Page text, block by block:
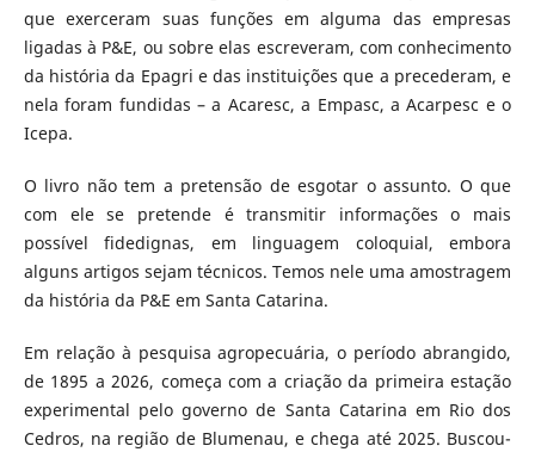
que exerceram suas funções em alguma das empresas
ligadas à P&E, ou sobre elas escreveram, com conhecimento
da história da Epagri e das instituições que a precederam, e
nela foram fundidas – a Acaresc, a Empasc, a Acarpesc e o
Icepa.
O livro não tem a pretensão de esgotar o assunto. O que
com ele se pretende é transmitir informações o mais
possível fidedignas, em linguagem coloquial, embora
alguns artigos sejam técnicos. Temos nele uma amostragem
da história da P&E em Santa Catarina.
Em relação à pesquisa agropecuária, o período abrangido,
de 1895 a 2026, começa com a criação da primeira estação
experimental pelo governo de Santa Catarina em Rio dos
Cedros, na região de Blumenau, e chega até 2025. Buscou-